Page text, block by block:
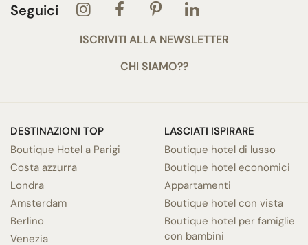
Seguici
ISCRIVITI ALLA NEWSLETTER
CHI SIAMO??
DESTINAZIONI TOP
Boutique Hotel a Parigi
Costa azzurra
Londra
Amsterdam
Berlino
Venezia
LASCIATI ISPIRARE
Boutique hotel di lusso
Boutique hotel economici
Appartamenti
Boutique hotel con vista
Boutique hotel per famiglie
con bambini